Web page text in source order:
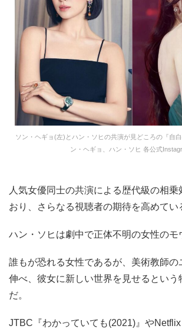
ソン・ヘギョ(左)とハン・ソヒの共演が見どころの『自
ン・ヘギョ、ハン・ソヒ 各公式
人気女優同士の共演による歴代級の相乗
おり、さらなる視聴者の期待を高めてい
ハン・ソヒは劇中で正体不明の女性のモ
誰もが恐れる女性であるが、美術教師の
伸べ、彼女に新しい世界を見せるという
だ。
JTBC『わかっていても(2021)』や